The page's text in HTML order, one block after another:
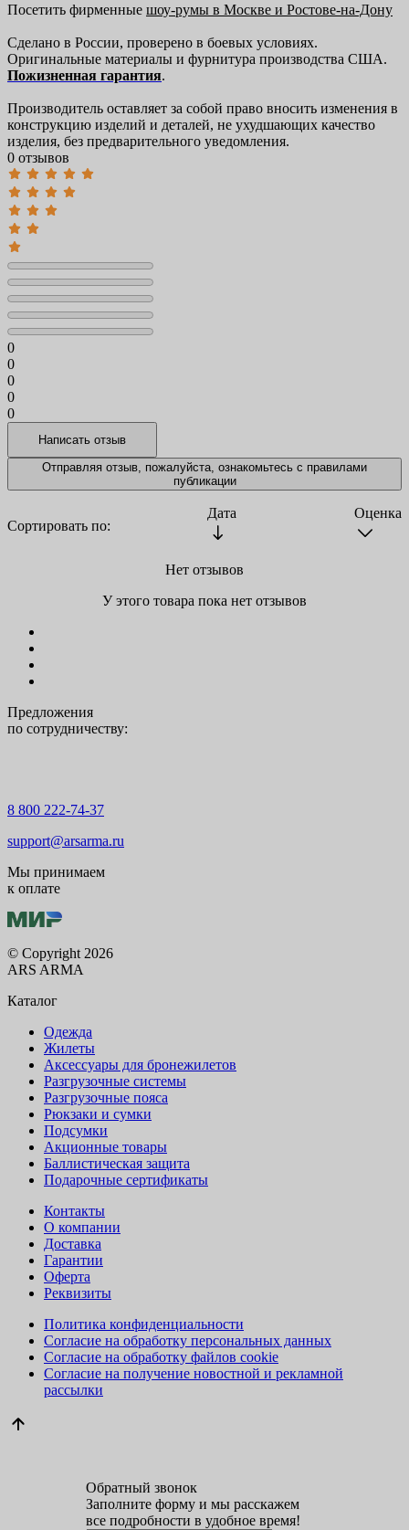
Посетить фирменные шоу-румы в Москве и Ростове-на-Дону
Сделано в России, проверено в боевых условиях.
Оригинальные материалы и фурнитура производства США.
Пожизненная гарантия.
Производитель оставляет за собой право вносить изменения в
конструкцию изделий и деталей, не ухудшающих качество
изделия, без предварительного уведомления.
0 отзывов
0
0
0
0
0
Отправляя отзыв, пожалуйста, ознакомьтесь с правилами
публикации
Сортировать по:
Дата Оценка
Нет отзывов
У этого товара пока нет отзывов
Предложения
по сотрудничеству:
8 800 222-74-37
support@arsarma.ru
Мы принимаем
к оплате
© Copyright 2026
ARS ARMA
Каталог
Одежда
Жилеты
Аксессуары для бронежилетов
Разгрузочные системы
Разгрузочные пояса
Рюкзаки и сумки
Подсумки
Акционные товары
Баллистическая защита
Подарочные сертификаты
Контакты
О компании
Доставка
Гарантии
Оферта
Реквизиты
Политика конфиденциальности
Согласие на обработку персональных данных
Согласие на обработку файлов cookie
Согласие на получение новостной и рекламной
рассылки
Обратный звонок
Заполните форму и мы расскажем
все подробности в удобное время!